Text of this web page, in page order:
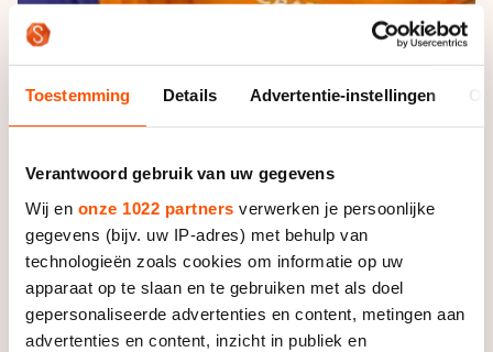
Toestemming Details Advertentie-instellingen
Verantwoord gebruik van uw gegevens
Wij en onze 1022 partners verwerken je persoonlijke
gegevens (bijv. uw IP-adres) met behulp van
technologieën zoals cookies om informatie op uw
apparaat op te slaan en te gebruiken met als doel
gepersonaliseerde advertenties en content, metingen aan
advertenties en content, inzicht in publiek en
Waar kan ik schaatsen en skaten?
Evenementen
Tickets
Livestreams
Winacties
Medaille overzicht
Olympische uitslagen
Van Jong tot Goud verhalen
De schaatsster van Team Liga kwam in het